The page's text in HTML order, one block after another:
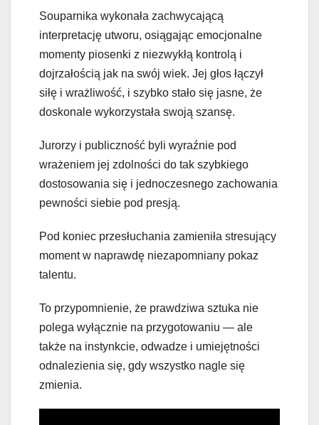
Souparnika wykonała zachwycającą
interpretację utworu, osiągając emocjonalne
momenty piosenki z niezwykłą kontrolą i
dojrzałością jak na swój wiek. Jej głos łączył
siłę i wrażliwość, i szybko stało się jasne, że
doskonale wykorzystała swoją szansę.
Jurorzy i publiczność byli wyraźnie pod
wrażeniem jej zdolności do tak szybkiego
dostosowania się i jednoczesnego zachowania
pewności siebie pod presją.
Pod koniec przesłuchania zamieniła stresujący
moment w naprawdę niezapomniany pokaz
talentu.
To przypomnienie, że prawdziwa sztuka nie
polega wyłącznie na przygotowaniu — ale
także na instynkcie, odwadze i umiejętności
odnalezienia się, gdy wszystko nagle się
zmienia.